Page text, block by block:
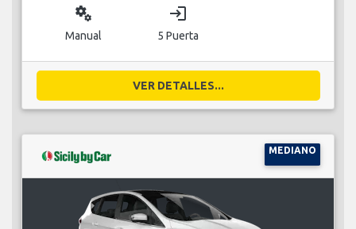
miscellaneous_services
Manual
login
5 Puerta
VER DETALLES...
MEDIANO